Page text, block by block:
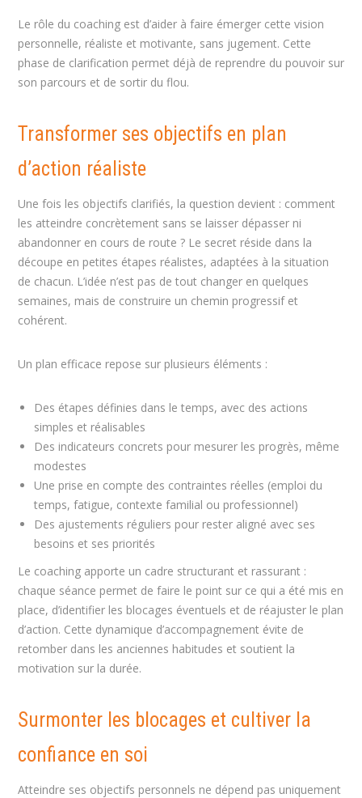
Le rôle du coaching est d’aider à faire émerger cette vision
personnelle, réaliste et motivante, sans jugement. Cette
phase de clarification permet déjà de reprendre du pouvoir sur
son parcours et de sortir du flou.
Transformer ses objectifs en plan
d’action réaliste
Une fois les objectifs clarifiés, la question devient : comment
les atteindre concrètement sans se laisser dépasser ni
abandonner en cours de route ? Le secret réside dans la
découpe en petites étapes réalistes, adaptées à la situation
de chacun. L’idée n’est pas de tout changer en quelques
semaines, mais de construire un chemin progressif et
cohérent.
Un plan efficace repose sur plusieurs éléments :
Des étapes définies dans le temps, avec des actions
simples et réalisables
Des indicateurs concrets pour mesurer les progrès, même
modestes
Une prise en compte des contraintes réelles (emploi du
temps, fatigue, contexte familial ou professionnel)
Des ajustements réguliers pour rester aligné avec ses
besoins et ses priorités
Le coaching apporte un cadre structurant et rassurant :
chaque séance permet de faire le point sur ce qui a été mis en
place, d’identifier les blocages éventuels et de réajuster le plan
d’action. Cette dynamique d’accompagnement évite de
retomber dans les anciennes habitudes et soutient la
motivation sur la durée.
Surmonter les blocages et cultiver la
confiance en soi
Atteindre ses objectifs personnels ne dépend pas uniquement